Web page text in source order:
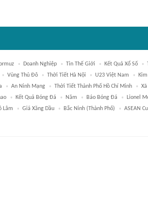
Doanh Nghiệp Tin Thế Giới Kết Quả Xổ Số
Vùng Thủ Đô Thời Tiết Hà Nội U23 Việt Nam
An Ninh Mạng Thời Tiết Thành Phố Hồ Chí Minh Xã
Kết Quả Bóng Đá Năm Báo Bóng Đá Lionel
Lâm Giá Xăng Dầu Bắc Ninh (thành Phố) ASEAN